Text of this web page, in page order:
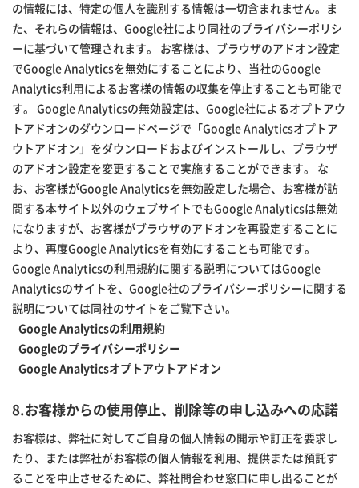
の情報には、特定の個人を識別する情報は一切含まれません。ま
た、それらの情報は、Google社により同社のプライバシーポリシ
ーに基づいて管理されます。 お客様は、ブラウザのアドオン設定
でGoogle Analyticsを無効にすることにより、当社のGoogle
Analytics利用によるお客様の情報の収集を停止することも可能で
す。 Google Analyticsの無効設定は、Google社によるオプトアウ
トアドオンのダウンロードページで「Google Analyticsオプトア
ウトアドオン」をダウンロードおよびインストールし、ブラウザ
のアドオン設定を変更することで実施することができます。 な
お、お客様がGoogle Analyticsを無効設定した場合、お客様が訪
問する本サイト以外のウェブサイトでもGoogle Analyticsは無効
になりますが、お客様がブラウザのアドオンを再設定することに
より、再度Google Analyticsを有効にすることも可能です。
Google Analyticsの利用規約に関する説明についてはGoogle
Analyticsのサイトを、Google社のプライバシーポリシーに関する
説明については同社のサイトをご覧下さい。
Google Analyticsの利用規約
Googleのプライバシーポリシー
Google Analyticsオプトアウトアドオン
8.お客様からの使用停止、削除等の申し込みへの応諾
お客様は、弊社に対してご自身の個人情報の開示や訂正を要求し
たり、または弊社がお客様の個人情報を利用、提供または預託す
ることを中止させるために、弊社問合わせ窓口に申し出ることが